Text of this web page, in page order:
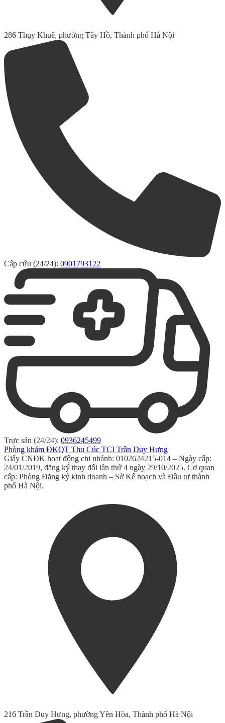
286 Thụy Khuê, phường Tây Hồ, Thành phố Hà Nội
Cấp cứu (24/24): 0901793122
Trực sản (24/24): 0936245499
Phòng khám ĐKQT Thu Cúc TCI Trần Duy Hưng
Giấy CNĐK hoạt động chi nhánh: 0102624215-014 – Ngày cấp:
24/01/2019, đăng ký thay đổi lần thứ 4 ngày 29/10/2025. Cơ quan
cấp: Phòng Đăng ký kinh doanh – Sở Kế hoạch và Đầu tư thành
phố Hà Nội.
216 Trần Duy Hưng, phường Yên Hòa, Thành phố Hà Nội